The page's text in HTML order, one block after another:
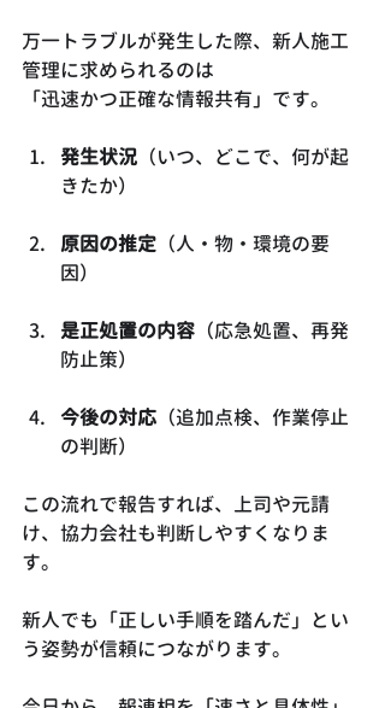
万一トラブルが発生した際、新人施工
管理に求められるのは
「迅速かつ正確な情報共有」です。
発生状況 （いつ、どこで、何が起
きたか）
原因の推定 （人・物・環境の要
因）
是正処置の内容 （応急処置、再発
防止策）
今後の対応 （追加点検、作業停止
の判断）
この流れで報告すれば、上司や元請
け、協力会社も判断しやすくなりま
す。
新人でも「正しい手順を踏んだ」とい
う姿勢が信頼につながります。